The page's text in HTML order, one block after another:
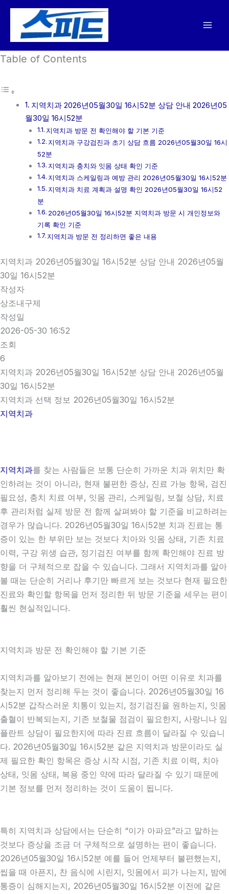
건
뛰
Table of Contents
지역치과 2026년05월30일 16시52분 상담 안내 2026년05
월30일 16시52분
지역치과 방문 전 확인해야 할 기본 기준
지역치과 구강검진과 초기 상담 흐름 2026년05월30일 16시
52분
지역치과 충치와 잇몸 상태 확인 기준
지역치과 스케일링과 예방 관리 2026년05월30일 16시52분
지역치과 치료 계획과 설명 확인 2026년05월30일 16시52
분
2026년05월30일 16시52분 지역치과 방문 시 개인정보와
기록 확인 기준
지역치과 방문 전 정리하면 좋은 내용
지역치과 2026년05월30일 16시52분 상담 안내 2026년05월
30일 16시52분
작성자
상조내구제
작성일
2026-05-30 16:52
조회
6
지역치과 2026년05월30일 16시52분 상담 안내 2026년05월
30일 16시52분
지역치과 선택 정보 2026년05월30일 16시52분
지역치과
지역치과를 찾는 사람들은 보통 단순히 가까운 치과 위치만 확
인하려는 것이 아니라, 현재 불편한 증상, 진료 가능 항목, 검진
필요성, 충치 치료 여부, 잇몸 관리, 스케일링, 보철 상담, 치료
후 관리처럼 실제 방문 전 함께 살펴봐야 할 기준을 비교하려는
경우가 많습니다. 2026년05월30일 16시52분 치과 진료는 통
증이 있는 한 부위만 보는 것보다 치아와 잇몸 상태, 기존 치료
이력, 구강 위생 습관, 정기검진 여부를 함께 확인해야 진료 방
향을 더 구체적으로 잡을 수 있습니다. 그래서 지역치과를 알아
볼 때는 단순히 거리나 후기만 빠르게 보는 것보다 현재 필요한
진료와 확인할 항목을 먼저 정리한 뒤 방문 기준을 세우는 편이
훨씬 현실적입니다.
지역치과 방문 전 확인해야 할 기본 기준
지역치과를 알아보기 전에는 현재 본인이 어떤 이유로 치과를
찾는지 먼저 정리해 두는 것이 좋습니다. 2026년05월30일 16
시52분 갑작스러운 치통이 있는지, 정기검진을 원하는지, 잇몸
출혈이 반복되는지, 기존 보철물 점검이 필요한지, 사랑니나 임
플란트 상담이 필요한지에 따라 진료 흐름이 달라질 수 있습니
다. 2026년05월30일 16시52분 같은 지역치과 방문이라도 실
제 필요한 확인 항목은 증상 시작 시점, 기존 치료 이력, 치아
상태, 잇몸 상태, 복용 중인 약에 따라 달라질 수 있기 때문에
기본 정보를 먼저 정리하는 것이 도움이 됩니다.
특히 지역치과 상담에서는 단순히 “이가 아파요”라고 말하는
것보다 증상을 조금 더 구체적으로 설명하는 편이 좋습니다.
2026년05월30일 16시52분 예를 들어 언제부터 불편했는지,
씹을 때 아픈지, 찬 음식에 시린지, 잇몸에서 피가 나는지, 밤에
통증이 심해지는지, 2026년05월30일 16시52분 이전에 같은